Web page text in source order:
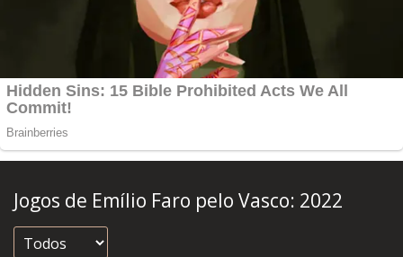
Jogos de Emílio Faro pelo Vasco: 2022